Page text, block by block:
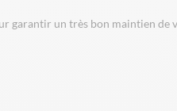
garantir un très bon maintien